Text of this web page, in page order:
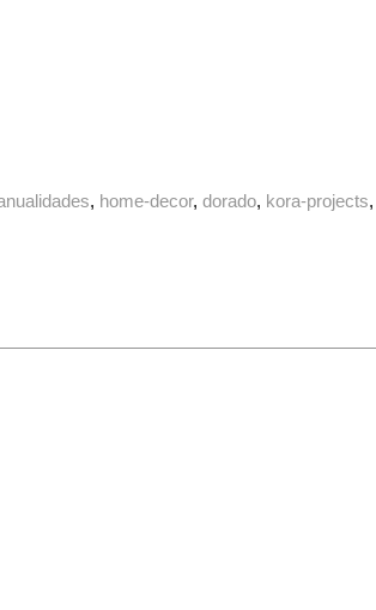
home-decor dorado kora-projects